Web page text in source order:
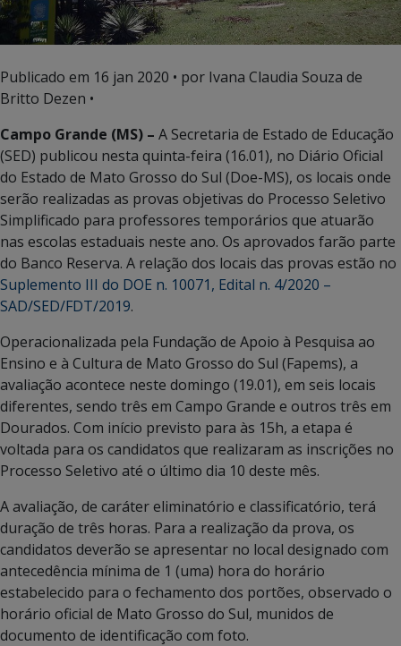
Publicado em 16 jan 2020 • por Ivana Claudia Souza de
Britto Dezen •
Campo Grande (MS) – A Secretaria de Estado de Educação
(SED) publicou nesta quinta-feira (16.01), no Diário Oficial
do Estado de Mato Grosso do Sul (Doe-MS), os locais onde
serão realizadas as provas objetivas do Processo Seletivo
Simplificado para professores temporários que atuarão
nas escolas estaduais neste ano. Os aprovados farão parte
do Banco Reserva. A relação dos locais das provas estão no
Suplemento III do DOE n. 10071, Edital n. 4/2020 –
SAD/SED/FDT/2019.
Operacionalizada pela Fundação de Apoio à Pesquisa ao
Ensino e à Cultura de Mato Grosso do Sul (Fapems), a
avaliação acontece neste domingo (19.01), em seis locais
diferentes, sendo três em Campo Grande e outros três em
Dourados. Com início previsto para às 15h, a etapa é
voltada para os candidatos que realizaram as inscrições no
Processo Seletivo até o último dia 10 deste mês.
A avaliação, de caráter eliminatório e classificatório, terá
duração de três horas. Para a realização da prova, os
candidatos deverão se apresentar no local designado com
antecedência mínima de 1 (uma) hora do horário
estabelecido para o fechamento dos portões, observado o
horário oficial de Mato Grosso do Sul, munidos de
documento de identificação com foto.